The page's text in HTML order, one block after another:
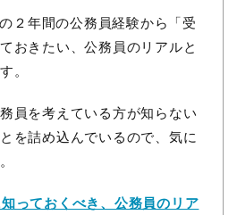
２年間の公務員経験から「受
おきたい、公務員のリアルと
。
員を考えている方が知らない
を詰め込んでいるので、気に
っておくべき、公務員のリア